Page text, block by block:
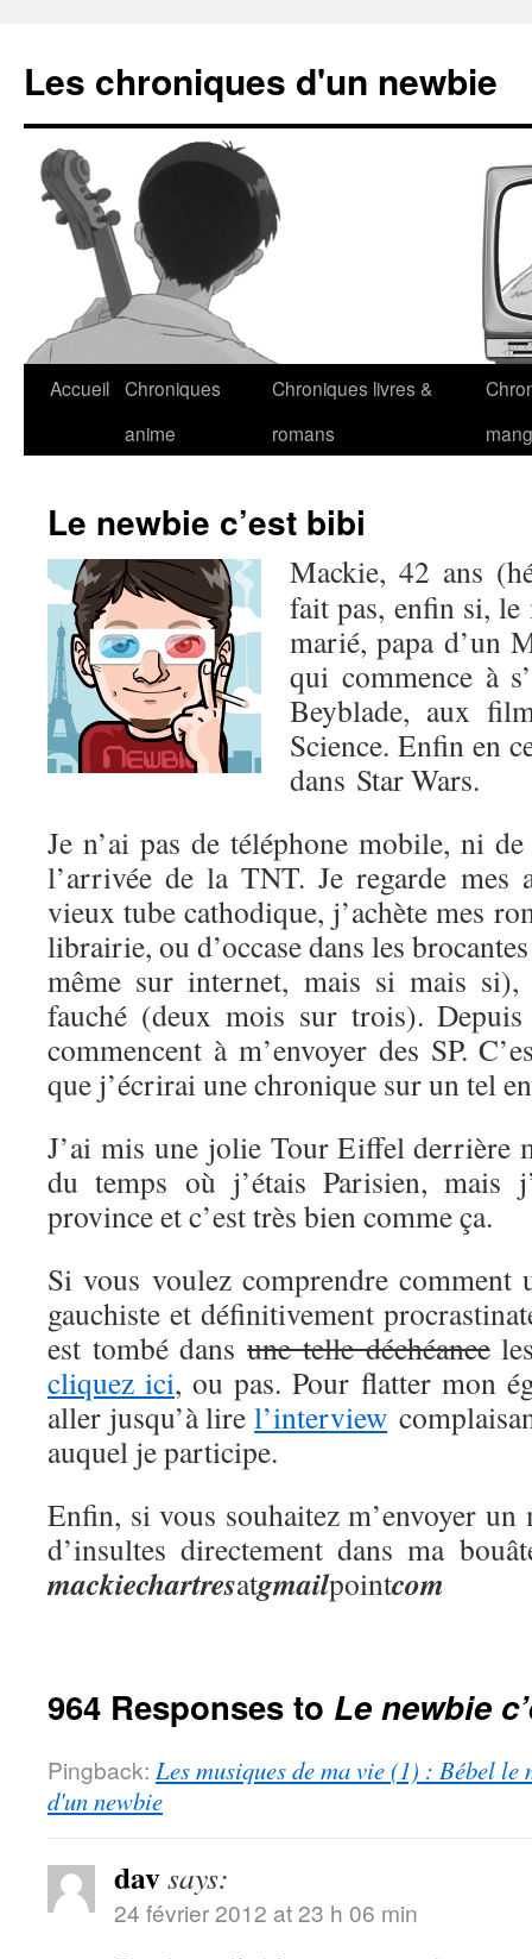
Les chroniques d'un newbie
Accueil Chroniques
anime
Chroniques livres &
romans
Le newbie c’est bibi
Mackie, 42 ans
fait pas, enfin si, le
marié, papa d’un
qui commence à
Beyblade, aux
Science. Enfin en
dans Star Wars.
Je n’ai pas de téléphone mobile, ni
l’arrivée de la TNT. Je regarde
vieux tube cathodique, j’achète mes
librairie, ou d’occase dans les
même sur internet, mais si mais
fauché (deux mois sur trois).
commencent à m’envoyer des SP.
que j’écrirai une chronique sur un tel
J’ai mis une jolie Tour Eiffel derrière
du temps où j’étais Parisien, mais
province et c’est très bien comme ça.
Si vous voulez comprendre comment
gauchiste et définitivement
est tombé dansune telle déchéance
cliquez ici, ou pas. Pour flatter mon
aller jusqu’à lirel’interview
auquel je participe.
Enfin, si vous souhaitez m’envoyer
d’insultes directement dans ma
mackiechartresatgmailpointcom
964 Responses to Le newbie
Pingback: Les musiques de ma vie (1) : Bébel le
d'un newbie
davsays:
24 février 2012 at 23 h 06 min